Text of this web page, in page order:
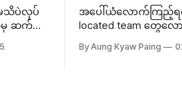
သိပဲလုပ်
မှ ဆက်
အပေါ်ယံလောက်ကြည့်ရ
located team တွေလ
လုပ်တတ်ရင်
By Aung Kyaw Paing